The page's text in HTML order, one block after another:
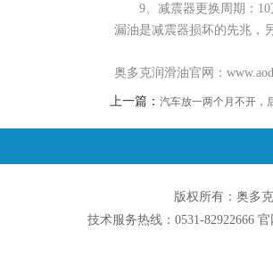
9、减震器更换周期：10
漏油是减震器损坏的先兆，
奥多克润滑油官网：
上一篇： 汽车放一两个月不开，
版权所有：奥多
技术服务热线：0531-82922666